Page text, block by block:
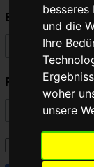
und die
Ihre
woher
unsere
Benutzername
Passwort
Angemeldet